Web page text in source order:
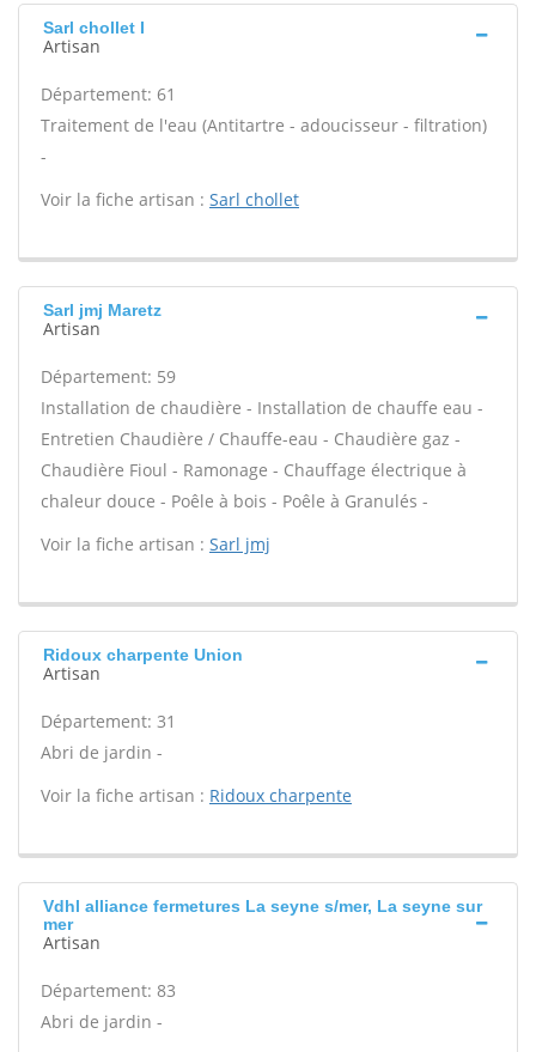
Sarl chollet I
Artisan
Département: 61
Traitement de l'eau (Antitartre - adoucisseur - filtration)
-
Voir la fiche artisan : Sarl chollet
Sarl jmj Maretz
Artisan
Département: 59
Installation de chaudière - Installation de chauffe eau -
Entretien Chaudière / Chauffe-eau - Chaudière gaz -
Chaudière Fioul - Ramonage - Chauffage électrique à
chaleur douce - Poêle à bois - Poêle à Granulés -
Voir la fiche artisan : Sarl jmj
Ridoux charpente Union
Artisan
Département: 31
Abri de jardin -
Voir la fiche artisan : Ridoux charpente
Vdhl alliance fermetures La seyne s/mer, La seyne sur
mer
Artisan
Département: 83
Abri de jardin -